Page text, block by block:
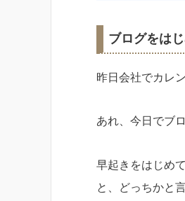
ブログをは
昨日会社でカレ
あれ、今日でブ
早起きをはじめ
と、どっちかと